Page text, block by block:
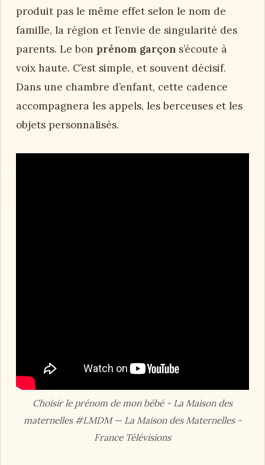
produit pas le même effet selon le nom de
famille, la région et l’envie de singularité des
parents. Le bon prénom garçon s’écoute à
voix haute. C’est simple, et souvent décisif.
Dans une chambre d’enfant, cette cadence
accompagnera les appels, les berceuses et les
objets personnalisés.
Choisir le prénom de mon bébé - La Maison des
maternelles #LMDM — La Maison des Maternelles -
France Télévisions